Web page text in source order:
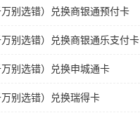
别选错）兑换商银通预付卡
别选错）兑换商银通乐支付卡
别选错）兑换申城通卡
别选错）兑换瑞得卡